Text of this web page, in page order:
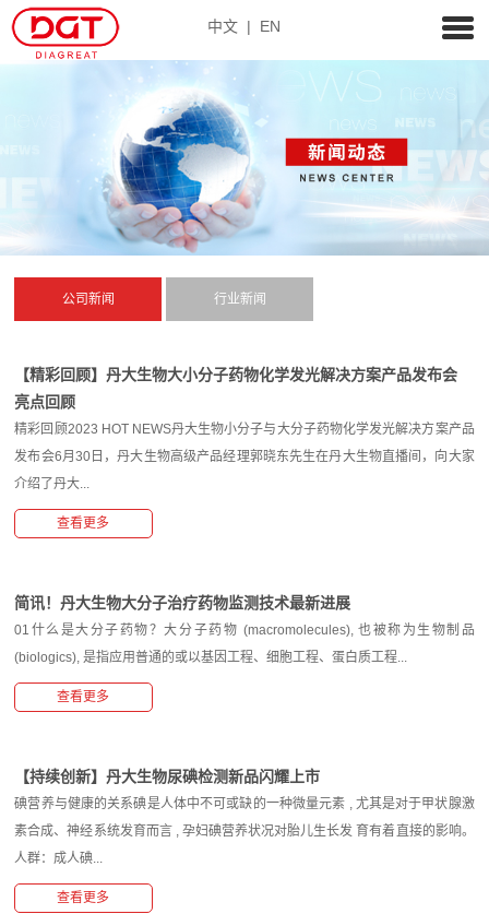
中文 | EN
公司新闻 行业新闻
【精彩回顾】丹大生物大小分子药物化学发光解决方案产品发布会
亮点回顾
精彩回顾2023 HOT NEWS丹大生物小分子与大分子药物化学发光解决方案产品
发布会6月30日，丹大生物高级产品经理郭晓东先生在丹大生物直播间，向大家
介绍了丹大...
查看更多
简讯！丹大生物大分子治疗药物监测技术最新进展
01什么是大分子药物？大分子药物 (macromolecules), 也被称为生物制品
(biologics), 是指应用普通的或以基因工程、细胞工程、蛋白质工程...
查看更多
【持续创新】丹大生物尿碘检测新品闪耀上市
碘营养与健康的关系碘是人体中不可或缺的一种微量元素 , 尤其是对于甲状腺激
素合成、神经系统发育而言 , 孕妇碘营养状况对胎儿生长发 育有着直接的影响。
人群：成人碘...
查看更多